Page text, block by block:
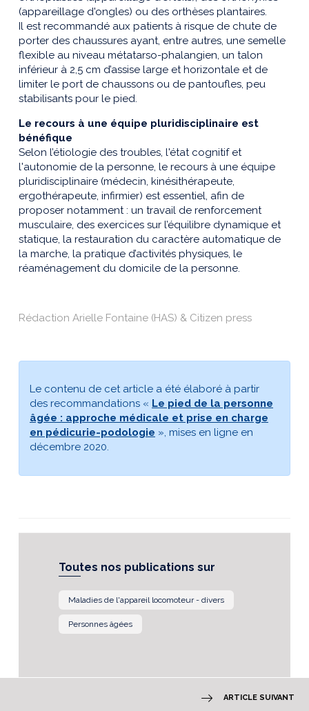
(appareillage d'ongles) ou des orthèses plantaires.
Il est recommandé aux patients à risque de chute de
porter des chaussures ayant, entre autres, une semelle
flexible au niveau métatarso-phalangien, un talon
inférieur à 2,5 cm d’assise large et horizontale et de
limiter le port de chaussons ou de pantoufles, peu
stabilisants pour le pied.
Le recours à une équipe pluridisciplinaire est
bénéfique
Selon l’étiologie des troubles, l'état cognitif et
l'autonomie de la personne, le recours à une équipe
pluridisciplinaire (médecin, kinésithérapeute,
ergothérapeute, infirmier) est essentiel, afin de
proposer notamment : un travail de renforcement
musculaire, des exercices sur l’équilibre dynamique et
statique, la restauration du caractère automatique de
la marche, la pratique d’activités physiques, le
réaménagement du domicile de la personne.
Rédaction Arielle Fontaine (HAS) & Citizen press
Le contenu de cet article a été élaboré à partir
des recommandations « Le pied de la personne
âgée : approche médicale et prise en charge
en pédicurie-podologie », mises en ligne en
décembre 2020.
Toutes nos publications sur
Maladies de l'appareil locomoteur - divers
Personnes âgées
ARTICLE SUIVANT